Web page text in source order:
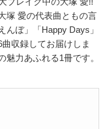
塚 愛の代表曲ともの言
んぼ」「Happy Days」
収録してお届けしま
力あふれる1冊です。